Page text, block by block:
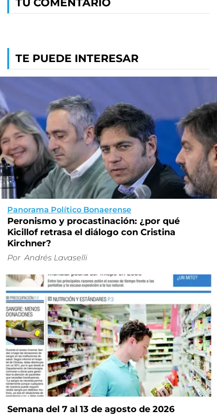
TE PUEDE INTERESAR
Panorama Político Bonaerense
Peronismo y procastinación: ¿por qué
Kicillof retrasa el diálogo con Cristina
Kirchner?
Por Andrés Lavaselli
Semana del 7 al 13 de agosto de 2026